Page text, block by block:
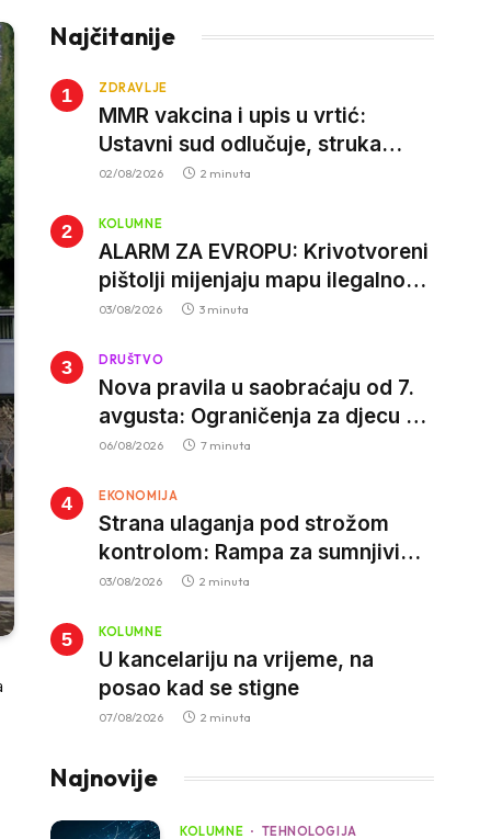
Najčitanije
ZDRAVLJE
MMR vakcina i upis u vrtić:
Ustavni sud odlučuje, struka
poziva roditelje da vjeruju nauci
02/08/2026 2 minuta
KOLUMNE
ALARM ZA EVROPU: Krivotvoreni
pištolji mijenjaju mapu ilegalnog
tržišta, istrage ukazuju na
03/08/2026 3 minuta
DRUŠTVO
Nova pravila u saobraćaju od 7.
avgusta: Ograničenja za djecu na
trotinetima i mlade vozače, veće
djece
06/08/2026 7 minuta
EKONOMIJA
Strana ulaganja pod strožom
kontrolom: Rampa za sumnjivi
kapital
03/08/2026 2 minuta
KOLUMNE
U kancelariju na vrijeme, na
posao kad se stigne
07/08/2026 2 minuta
Najnovije
KOLUMNE TEHNOLOGIJA